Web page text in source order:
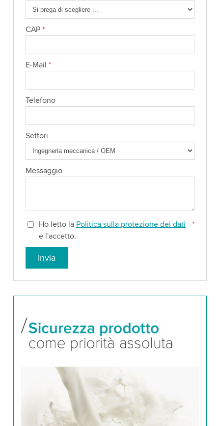
CAP *
E-Mail *
Telefono
Settori
Messaggio
Ho letto la Politica sulla protezione dei dati
e l'accetto.
*
Invia